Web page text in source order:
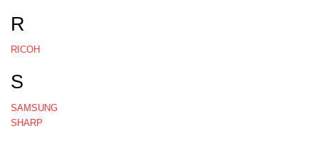
R
RICOH
S
SAMSUNG
SHARP